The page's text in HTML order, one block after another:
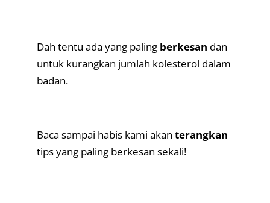
Dah tentu ada yang paling berkesan dan
untuk kurangkan jumlah kolesterol dalam
badan.
Baca sampai habis kami akan terangkan
tips yang paling berkesan sekali!